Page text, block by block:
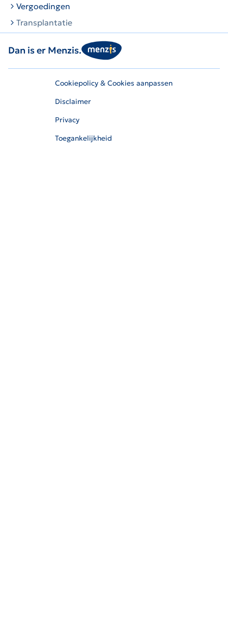
Vergoedingen
Transplantatie
Dan is er Menzis.
Cookiepolicy & Cookies aanpassen
Disclaimer
Privacy
Toegankelijkheid